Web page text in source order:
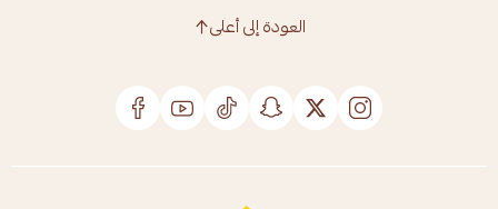
العودة إلى أعلى